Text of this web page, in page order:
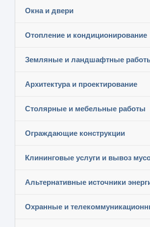
Окна и двери
Отопление и кондиционирование
Земляные и ландшафтные
Архитектура и проектирование
Столярные и мебельные работы
Ограждающие конструкции
Клининговые услуги и вывоз
Альтернативные источники
Охранные и